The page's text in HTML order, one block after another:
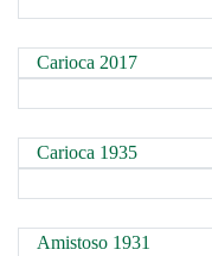
Carioca 2017
Carioca 1935
Amistoso 1931